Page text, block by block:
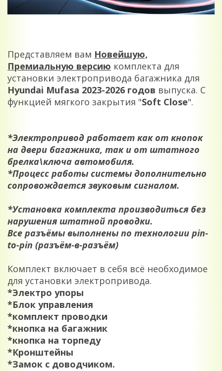
Представляем вам Новейшую,
Премиальную версию комплекта для
установки электропривода багажника для
Hyundai Mufasa 2023-2026 годов выпуска. С
функцией мягкого закрытия "Soft Close".
*Электропривод работает как от кнопок
на двери багажника, так и от штатного
брелка\ключа автомобиля.
*Процесс работы системы дополнительно
сопровождается звуковым сигналом.
*Установка комплекта производиться без
нарушения штатной проводки.
Все разъёмы выполнены по технологии pin-
to-pin (разъём-в-разъём)
Комплект включает в себя всё необходимое
для установки электропривода.
*Электро упоры
*Блок управления
*комплект проводки
*кнопка на багажник
*кнопка на торпеду
*Кронштейны
*Замок с доводчиком.